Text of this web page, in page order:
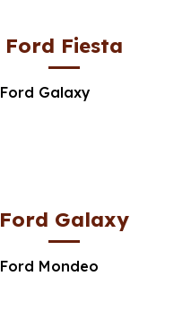
Ford Fiesta
Ford Galaxy